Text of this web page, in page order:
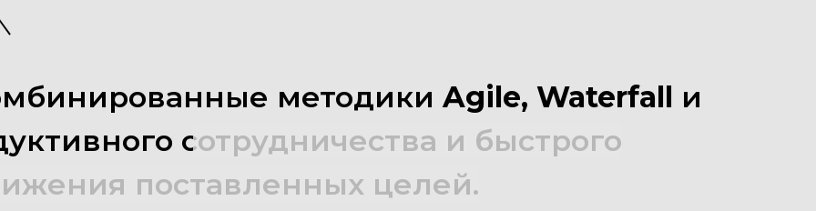
методики Agile, Waterfall и
сотрудничества и быстрого
поставленных целей.